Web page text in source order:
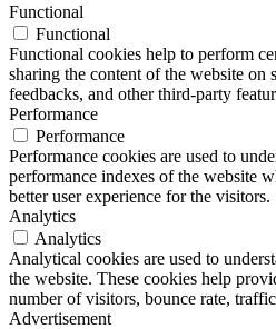
Functional
Functional
Functional cookies help to perform
sharing the content of the website on
feedbacks, and other third-party
Performance
Performance
Performance cookies are used to
performance indexes of the website
better user experience for the visitors.
Analytics
Analytics
Analytical cookies are used to
the website. These cookies help
number of visitors, bounce rate,
Advertisement